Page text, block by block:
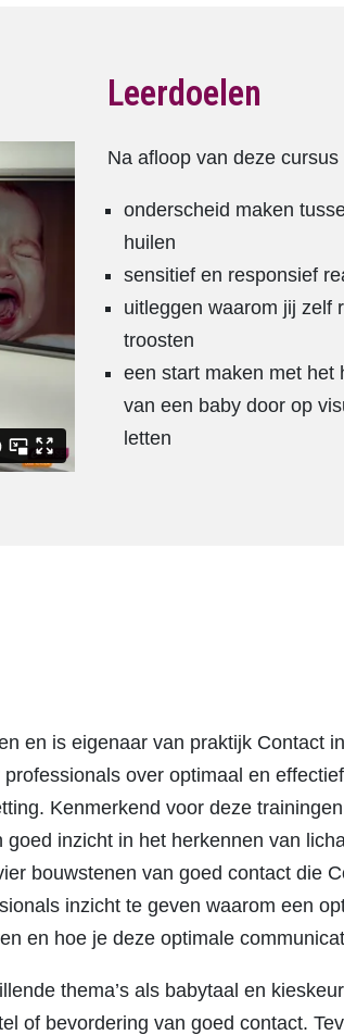
Leerdoelen
Na afloop van deze cursus
onderscheid maken
huilen
sensitief en responsief
uitleggen waarom jij zelf
troosten
een start maken met het
van een baby door op
letten
en is eigenaar van praktijk Contact
over optimaal en
Kenmerkend voor deze
inzicht in het herkennen van
bouwstenen van goed contact die
inzicht te geven waarom een
en hoe je deze optimale
thema’s als babytaal en
of bevordering van goed contact.